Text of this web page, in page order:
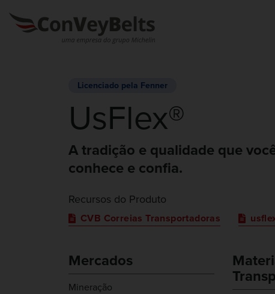
Licenciado pela Fenner
UsFlex®
A tradição e qualidade que
conhece e confia.
Recursos do Produto
CVB Correias Transportadoras
Mercados
Mineração